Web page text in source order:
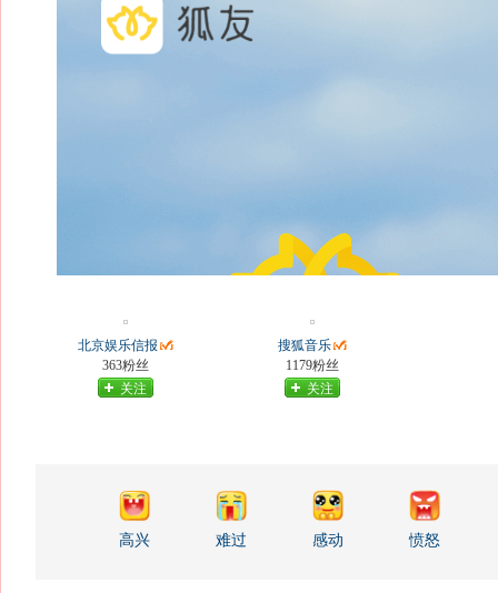
北京娱乐信报
363粉丝
关注
搜狐音乐
1179粉丝
关注
高兴 难过 感动 愤怒